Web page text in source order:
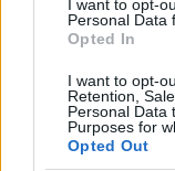
I want to opt-
Personal Data
Opted In
I want to opt-
Retention,
Personal Data
Purposes for
Opted Out